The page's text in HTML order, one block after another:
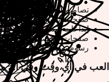
تصاميم سندويتش
صفحات تلوين سندويتش
إبداعات سندويتش
صفحات شخصيات آيس كريم
رسوم توضيحية لسندويتش
العب في أي وقت وفي أي